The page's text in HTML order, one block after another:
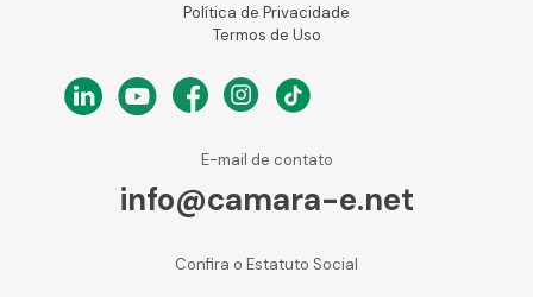
Política de Privacidade
Termos de Uso
E-mail de contato
info@camara-e.net
Confira o Estatuto Social